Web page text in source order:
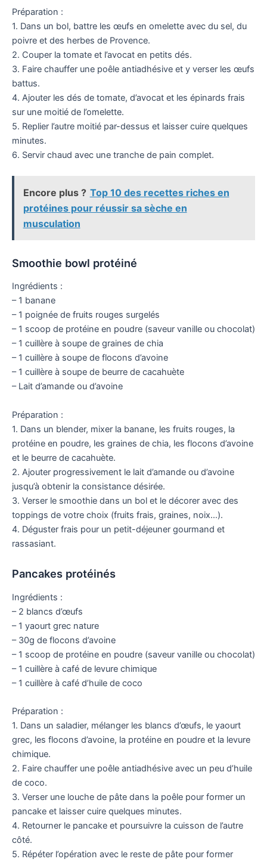
Préparation :
1. Dans un bol, battre les œufs en omelette avec du sel, du
poivre et des herbes de Provence.
2. Couper la tomate et l’avocat en petits dés.
3. Faire chauffer une poêle antiadhésive et y verser les œufs
battus.
4. Ajouter les dés de tomate, d’avocat et les épinards frais
sur une moitié de l’omelette.
5. Replier l’autre moitié par-dessus et laisser cuire quelques
minutes.
6. Servir chaud avec une tranche de pain complet.
Encore plus ? Top 10 des recettes riches en
protéines pour réussir sa sèche en
musculation
Smoothie bowl protéiné
Ingrédients :
– 1 banane
– 1 poignée de fruits rouges surgelés
– 1 scoop de protéine en poudre (saveur vanille ou chocolat)
– 1 cuillère à soupe de graines de chia
– 1 cuillère à soupe de flocons d’avoine
– 1 cuillère à soupe de beurre de cacahuète
– Lait d’amande ou d’avoine
Préparation :
1. Dans un blender, mixer la banane, les fruits rouges, la
protéine en poudre, les graines de chia, les flocons d’avoine
et le beurre de cacahuète.
2. Ajouter progressivement le lait d’amande ou d’avoine
jusqu’à obtenir la consistance désirée.
3. Verser le smoothie dans un bol et le décorer avec des
toppings de votre choix (fruits frais, graines, noix…).
4. Déguster frais pour un petit-déjeuner gourmand et
rassasiant.
Pancakes protéinés
Ingrédients :
– 2 blancs d’œufs
– 1 yaourt grec nature
– 30g de flocons d’avoine
– 1 scoop de protéine en poudre (saveur vanille ou chocolat)
– 1 cuillère à café de levure chimique
– 1 cuillère à café d’huile de coco
Préparation :
1. Dans un saladier, mélanger les blancs d’œufs, le yaourt
grec, les flocons d’avoine, la protéine en poudre et la levure
chimique.
2. Faire chauffer une poêle antiadhésive avec un peu d’huile
de coco.
3. Verser une louche de pâte dans la poêle pour former un
pancake et laisser cuire quelques minutes.
4. Retourner le pancake et poursuivre la cuisson de l’autre
côté.
5. Répéter l’opération avec le reste de pâte pour former